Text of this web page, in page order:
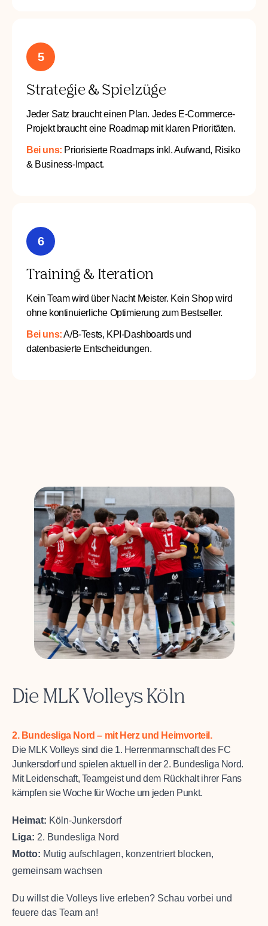
5
Strategie & Spielzüge
Jeder Satz braucht einen Plan. Jedes E-Commerce-
Projekt braucht eine Roadmap mit klaren Prioritäten.
Bei uns: Priorisierte Roadmaps inkl. Aufwand, Risiko
& Business-Impact.
6
Training & Iteration
Kein Team wird über Nacht Meister. Kein Shop wird
ohne kontinuierliche Optimierung zum Bestseller.
Bei uns:A/B-Tests, KPI-Dashboards und
datenbasierte Entscheidungen.
Die MLK Volleys Köln
2. Bundesliga Nord – mit Herz und Heimvorteil.
Die MLK Volleys sind die 1. Herrenmannschaft des FC
Junkersdorf und spielen aktuell in der 2. Bundesliga Nord.
Mit Leidenschaft, Teamgeist und dem Rückhalt ihrer Fans
kämpfen sie Woche für Woche um jeden Punkt.
Heimat: Köln-Junkersdorf
Liga: 2. Bundesliga Nord
Motto: Mutig aufschlagen, konzentriert blocken,
gemeinsam wachsen
Du willst die Volleys live erleben? Schau vorbei und
feuere das Team an!